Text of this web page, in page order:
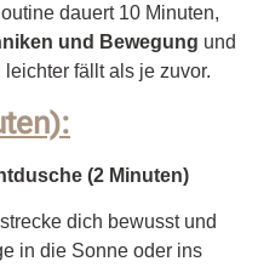
dauert 10 Minuten,
und Bewegung und
fällt als je zuvor.
(2 Minuten)
dich bewusst und
in die Sonne oder ins